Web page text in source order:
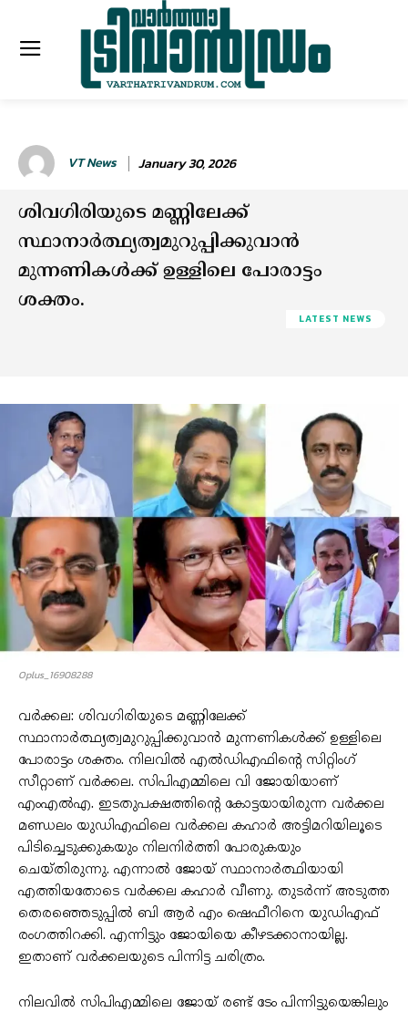
VT News January 30, 2026
ശിവഗിരിയുടെ മണ്ണിലേക്ക്
സ്ഥാനാർത്ഥ്യത്വമുറുപ്പിക്കുവാൻ
മുന്നണികൾക്ക് ഉള്ളിലെ പോരാട്ടം
ശക്തം.
LATEST NEWS
Oplus_16908288
വർക്കല: ശിവഗിരിയുടെ മണ്ണിലേക്ക്
സ്ഥാനാർത്ഥ്യത്വമുറുപ്പിക്കുവാൻ മുന്നണികൾക്ക് ഉള്ളിലെ
പോരാട്ടം ശക്തം. നിലവിൽ എൽഡിഎഫിന്റെ സിറ്റിംഗ്
സീറ്റാണ് വർക്കല. സിപിഎമ്മിലെ വി ജോയിയാണ്
എംഎൽഎ. ഇടതുപക്ഷത്തിന്റെ കോട്ടയായിരുന്ന വർക്കല
മണ്ഡലം യുഡിഎഫിലെ വർക്കല കഹാർ അട്ടിമറിയിലൂടെ
പിടിച്ചെടുക്കുകയും നിലനിർത്തി പോരുകയും
ചെയ്തിരുന്നു. എന്നാൽ ജോയ് സ്ഥാനാർത്ഥിയായി
എത്തിയതോടെ വർക്കല കഹാർ വീണു. തുടർന്ന് അടുത്ത
തെരഞ്ഞെടുപ്പിൽ ബി ആർ എം ഷെഫീറിനെ യുഡിഎഫ്
രംഗത്തിറക്കി. എന്നിട്ടും ജോയിയെ കീഴടക്കാനായില്ല.
ഇതാണ് വർക്കലയുടെ പിന്നിട്ട ചരിത്രം.
നിലവിൽ സിപിഎമ്മിലെ ജോയ് രണ്ട് ടേം പിന്നിട്ടുയെങ്കിലും